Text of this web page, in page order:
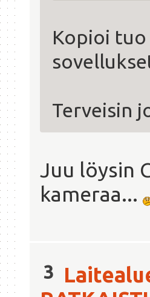
Kopioi
Terveisin
Juu löysin
kameraa...
3